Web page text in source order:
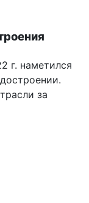
г. наметился
за